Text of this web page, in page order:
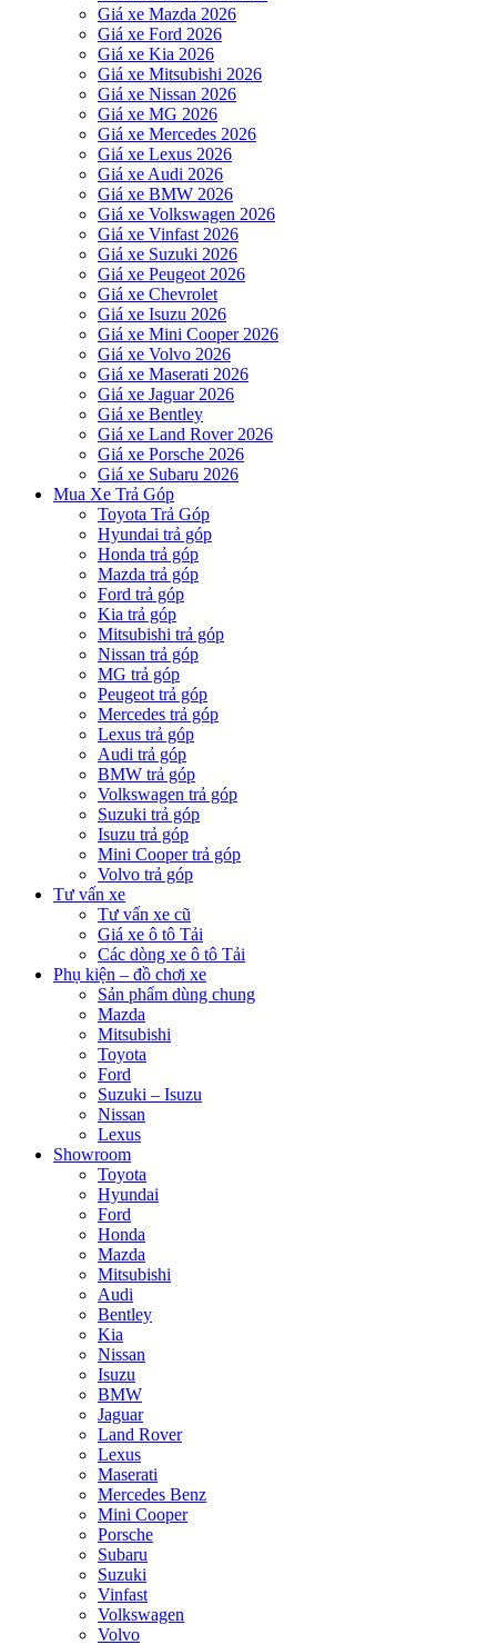
Giá xe Mazda 2026
Giá xe Ford 2026
Giá xe Kia 2026
Giá xe Mitsubishi 2026
Giá xe Nissan 2026
Giá xe MG 2026
Giá xe Mercedes 2026
Giá xe Lexus 2026
Giá xe Audi 2026
Giá xe BMW 2026
Giá xe Volkswagen 2026
Giá xe Vinfast 2026
Giá xe Suzuki 2026
Giá xe Peugeot 2026
Giá xe Chevrolet
Giá xe Isuzu 2026
Giá xe Mini Cooper 2026
Giá xe Volvo 2026
Giá xe Maserati 2026
Giá xe Jaguar 2026
Giá xe Bentley
Giá xe Land Rover 2026
Giá xe Porsche 2026
Giá xe Subaru 2026
Mua Xe Trả Góp
Toyota Trả Góp
Hyundai trả góp
Honda trả góp
Mazda trả góp
Ford trả góp
Kia trả góp
Mitsubishi trả góp
Nissan trả góp
MG trả góp
Peugeot trả góp
Mercedes trả góp
Lexus trả góp
Audi trả góp
BMW trả góp
Volkswagen trả góp
Suzuki trả góp
Isuzu trả góp
Mini Cooper trả góp
Volvo trả góp
Tư vấn xe
Tư vấn xe cũ
Giá xe ô tô Tải
Các dòng xe ô tô Tải
Phụ kiện – đồ chơi xe
Sản phẩm dùng chung
Mazda
Mitsubishi
Toyota
Ford
Suzuki – Isuzu
Nissan
Lexus
Showroom
Toyota
Hyundai
Ford
Honda
Mazda
Mitsubishi
Audi
Bentley
Kia
Nissan
Isuzu
BMW
Jaguar
Land Rover
Lexus
Maserati
Mercedes Benz
Mini Cooper
Porsche
Subaru
Suzuki
Vinfast
Volkswagen
Volvo